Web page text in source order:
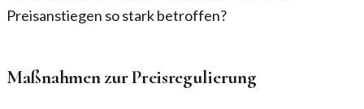
Preisanstiegen so stark betroffen?
Maßnahmen zur Preisregulierung